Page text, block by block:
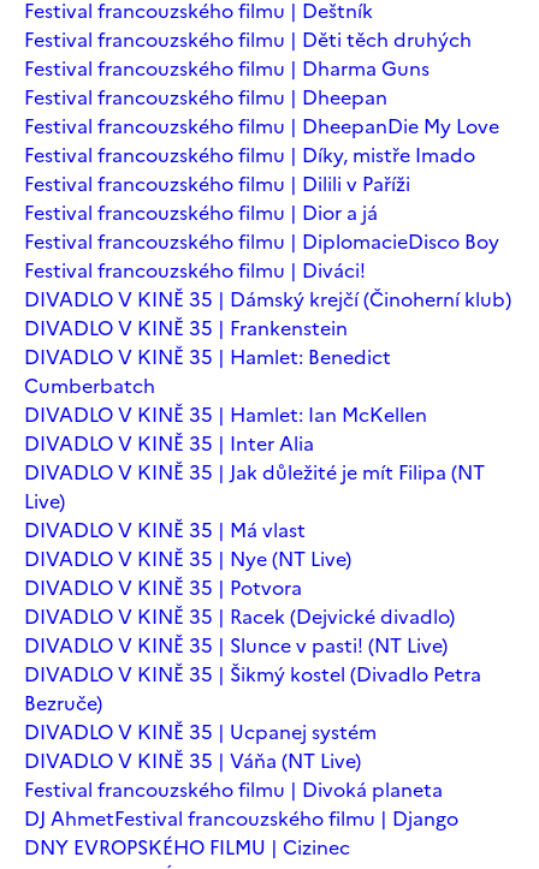
Festival francouzského filmu | Deštník
Festival francouzského filmu | Děti těch druhých
Festival francouzského filmu | Dharma Guns
Festival francouzského filmu | Dheepan
Festival francouzského filmu | DheepanDie My Love
Festival francouzského filmu | Díky, mistře Imado
Festival francouzského filmu | Dilili v Paříži
Festival francouzského filmu | Dior a já
Festival francouzského filmu | DiplomacieDisco Boy
Festival francouzského filmu | Diváci!
DIVADLO V KINĚ 35 | Dámský krejčí (Činoherní klub)
DIVADLO V KINĚ 35 | Frankenstein
DIVADLO V KINĚ 35 | Hamlet: Benedict
Cumberbatch
DIVADLO V KINĚ 35 | Hamlet: Ian McKellen
DIVADLO V KINĚ 35 | Inter Alia
DIVADLO V KINĚ 35 | Jak důležité je mít Filipa (NT
Live)
DIVADLO V KINĚ 35 | Má vlast
DIVADLO V KINĚ 35 | Nye (NT Live)
DIVADLO V KINĚ 35 | Potvora
DIVADLO V KINĚ 35 | Racek (Dejvické divadlo)
DIVADLO V KINĚ 35 | Slunce v pasti! (NT Live)
DIVADLO V KINĚ 35 | Šikmý kostel (Divadlo Petra
Bezruče)
DIVADLO V KINĚ 35 | Ucpanej systém
DIVADLO V KINĚ 35 | Váňa (NT Live)
Festival francouzského filmu | Divoká planeta
DJ AhmetFestival francouzského filmu | Django
DNY EVROPSKÉHO FILMU | Cizinec